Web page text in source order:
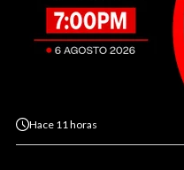
Hace 11 horas